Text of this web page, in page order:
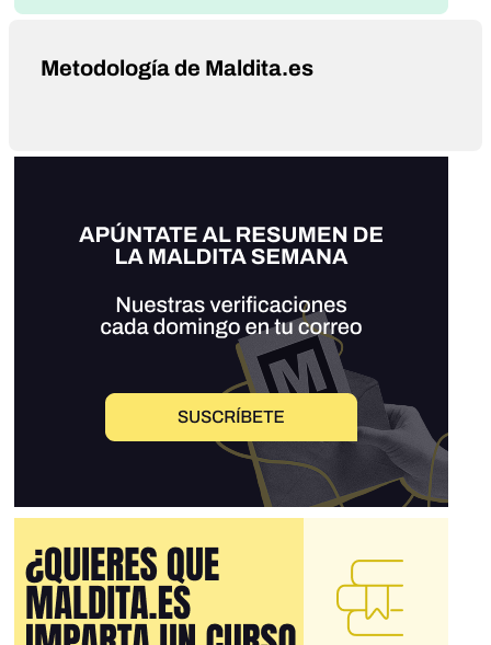
Metodología de Maldita.es